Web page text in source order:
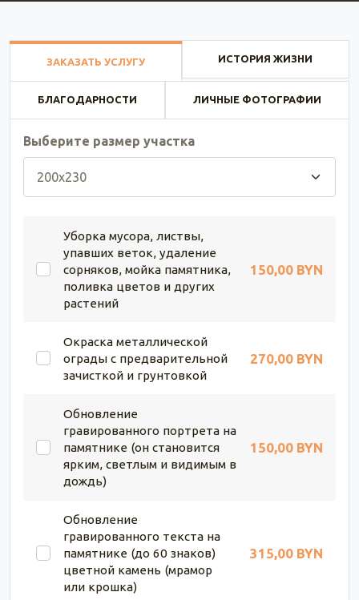
ЗАКАЗАТЬ УСЛУГУ ИСТОРИЯ ЖИЗНИ
БЛАГОДАРНОСТИ ЛИЧНЫЕ ФОТОГРАФИИ
Выберите размер участка
Уборка мусора, листвы,
упавших веток, удаление
сорняков, мойка памятника,
поливка цветов и других
растений
150,00 BYN
Окраска металлической
ограды с предварительной
зачисткой и грунтовкой
270,00 BYN
Обновление
гравированного портрета на
памятнике (он становится
ярким, светлым и видимым в
дождь)
150,00 BYN
Обновление
гравированного текста на
памятнике (до 60 знаков)
цветной камень (мрамор
или крошка)
315,00 BYN